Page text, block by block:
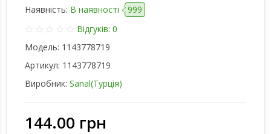
Наявність: В наявності
999
Відгуків: 0
Модель: 1143778719
Артикул: 1143778719
Виробник: Sanal(Турція)
144.00 грн